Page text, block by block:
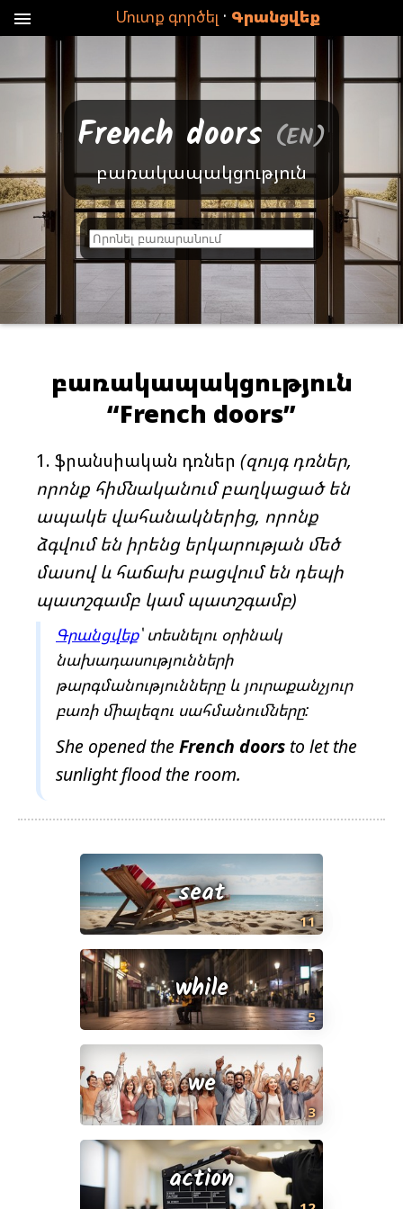
menu Մուտք գործել · Գրանցվեք
French doors (EN)
բառակապակցություն
բ
ա
չ
գ
վ
ե
լ
բառակապակցություն
“French doors”
ֆրանսիական դռներ (զույգ դռներ,
որոնք հիմնականում բաղկացած են
ապակե վահանակներից, որոնք
ձգվում են իրենց երկարության մեծ
մասով և հաճախ բացվում են դեպի
պատշգամբ կամ պատշգամբ)
Գրանցվեք՝ տեսնելու օրինակ
նախադասությունների
թարգմանությունները և յուրաքանչյուր
բառի միալեզու սահմանումները:
She opened theFrench doors to let the
sunlight flood the room.
11
seat
5
while
3
we
action